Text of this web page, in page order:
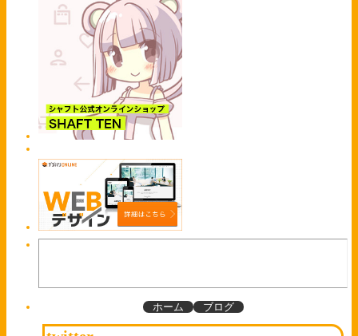
ホーム ブログ